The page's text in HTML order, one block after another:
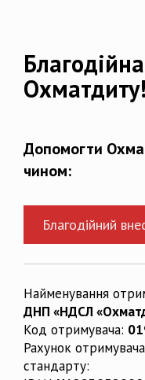
Охматдиту!
Допомогти
чином:
Благодійний
Найменування
ДНП «НДСЛ
Код отримувача:
Рахунок
стандарту: